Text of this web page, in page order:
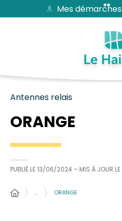
Aide et accessibilité
Passer au menu
Passer au contenuMes démarches
Antennes relais
ORANGE
PUBLIÉ LE13/06/2024 – MIS À JOUR LE
… ORANGE